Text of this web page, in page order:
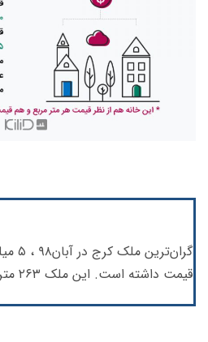
قیمت داشته است. این ملک ۲۶۳ متر است و ۸ سال عمر دارد.